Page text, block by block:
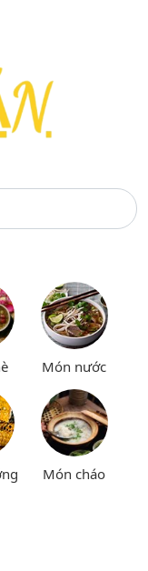
Món nước
Món cháo